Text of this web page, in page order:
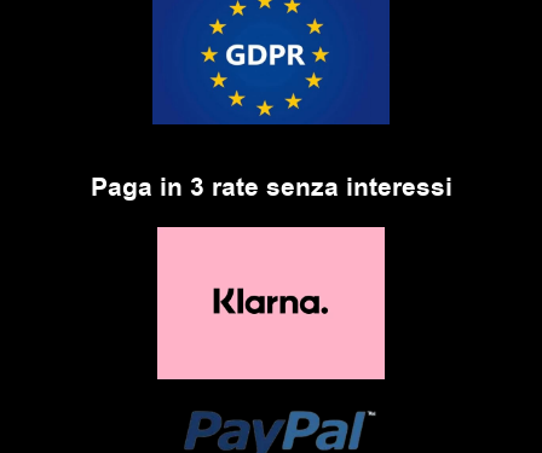
Paga in 3 rate senza interessi